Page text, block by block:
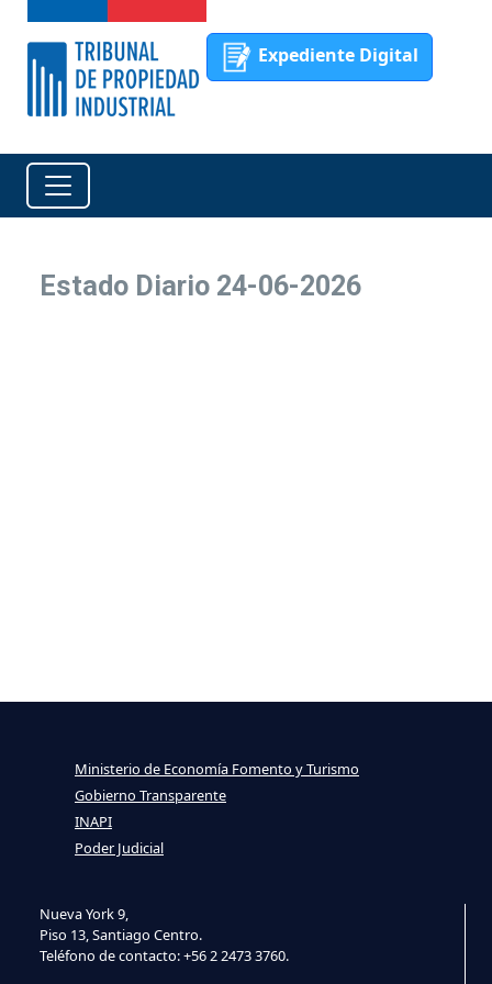
Expediente Digital
Estado Diario 24-06-2026
Nueva York 9,
Piso 13, Santiago Centro.
Teléfono de contacto: +56 2 2473 3760.
Ministerio de Economía Fomento y Turismo
Gobierno Transparente
INAPI
Poder Judicial